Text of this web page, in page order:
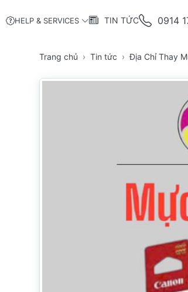
HELP & SERVICES TIN TỨC 0914
Trang chủ Tin tức Địa Chỉ Thay